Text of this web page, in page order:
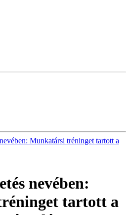
Munkatársi tréninget tartott a
nevében:
tartott a